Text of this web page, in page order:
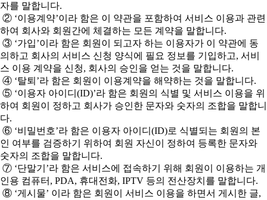
자를 말합니다.
② ‘이용계약’이라 함은 이 약관을 포함하여 서비스 이용과 관련
하여 회사와 회원간에 체결하는 모든 계약을 말합니다.
③ ‘가입’이라 함은 회원이 되고자 하는 이용자가 이 약관에 동
의하고 회사의 서비스 신청 양식에 필요 정보를 기입하고, 서비
스 이용 계약을 신청, 회사의 승인을 얻는 것을 말합니다.
④ ‘탈퇴’라 함은 회원이 이용계약을 해약하는 것을 말합니다.
⑤ ‘이용자 아이디(ID)’라 함은 회원의 식별 및 서비스 이용을 위
하여 회원이 정하고 회사가 승인한 문자와 숫자의 조합을 말합니
다.
⑥ ‘비밀번호’라 함은 이용자 아이디(ID)로 식별되는 회원의 본
인 여부를 검증하기 위하여 회원 자신이 정하여 등록한 문자와
숫자의 조합을 말합니다.
⑦ ‘단말기’라 함은 서비스에 접속하기 위해 회원이 이용하는 개
인용 컴퓨터, PDA, 휴대전화, IPTV 등의 전산장치를 말합니다.
⑧ ‘게시물’ 이라 함은 회원이 서비스 이용을 하면서 게시한 글,